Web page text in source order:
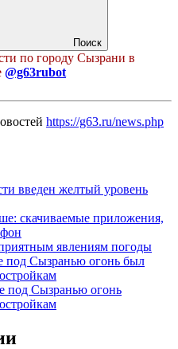
Поиск
по городу Сызрани в
@g63rubot
https://g63.ru/news.php
введен желтый уровень
скачиваемые приложения,
явлениям погоды
под Сызранью огонь был
под Сызранью огонь